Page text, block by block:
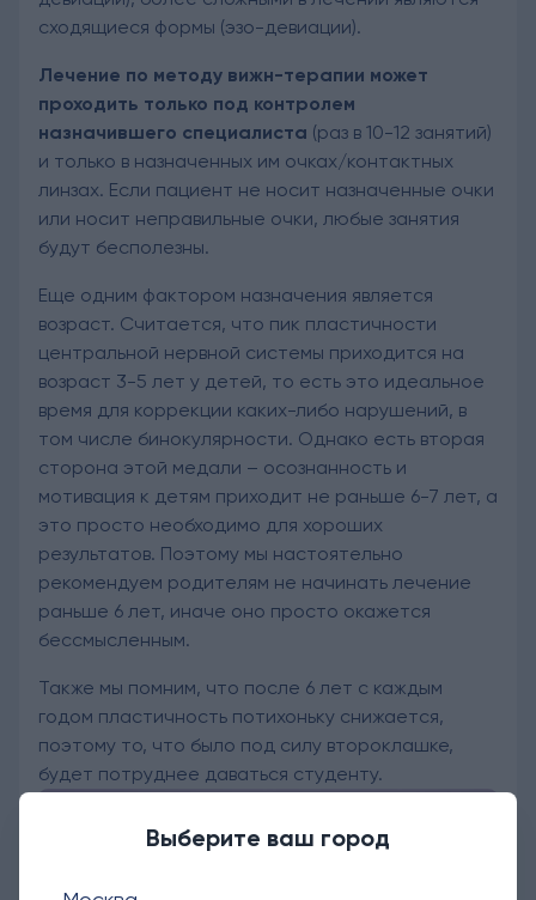
сходящиеся формы (эзо-девиации).
Лечение по методу вижн-терапии может
проходить только под контролем
назначившего специалиста (раз в 10-12 занятий)
и только в назначенных им очках/контактных
линзах. Если пациент не носит назначенные очки
или носит неправильные очки, любые занятия
будут бесполезны.
Еще одним фактором назначения является
возраст. Считается, что пик пластичности
центральной нервной системы приходится на
возраст 3-5 лет у детей, то есть это идеальное
время для коррекции каких-либо нарушений, в
том числе бинокулярности. Однако есть вторая
сторона этой медали – осознанность и
мотивация к детям приходит не раньше 6-7 лет, а
это просто необходимо для хороших
результатов. Поэтому мы настоятельно
рекомендуем родителям не начинать лечение
раньше 6 лет, иначе оно просто окажется
бессмысленным.
Также мы помним, что после 6 лет с каждым
годом пластичность потихоньку снижается,
поэтому то, что было под силу второклашке,
будет потруднее даваться студенту.
Выберите ваш город